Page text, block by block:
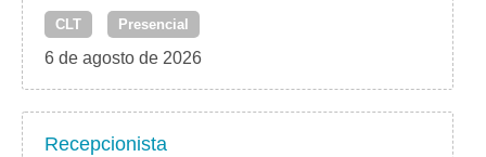
CLT Presencial
6 de agosto de 2026
Recepcionista